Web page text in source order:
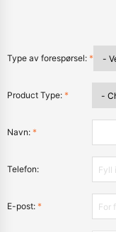
Type av forespørsel: *
Product Type: *
Navn: *
Telefon:
E-post: *